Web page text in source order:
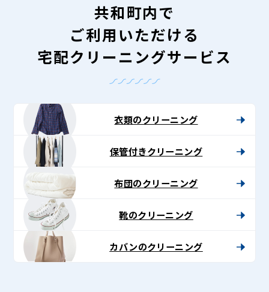
共和町内で
ご利用いただける
宅配クリーニングサービス
衣類のクリーニング
保管付きクリーニング
布団のクリーニング
靴のクリーニング
カバンのクリーニング